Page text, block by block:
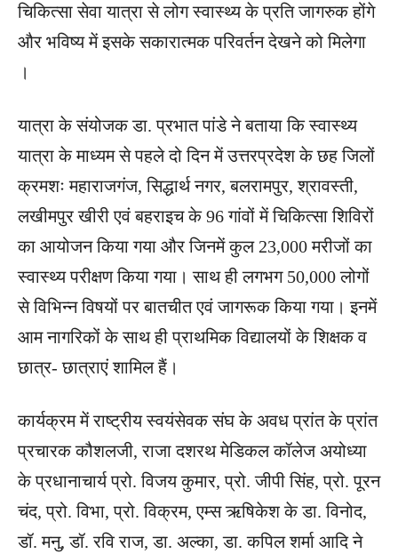
चिकित्सा सेवा यात्रा से लोग स्वास्थ्य के प्रति जागरुक होंगे
और भविष्य में इसके सकारात्मक परिवर्तन देखने को मिलेगा
।
यात्रा के संयोजक डा. प्रभात पांडे ने बताया कि स्वास्थ्य
यात्रा के माध्यम से पहले दो दिन में उत्तरप्रदेश के छह जिलों
क्रमशः महाराजगंज, सिद्धार्थ नगर, बलरामपुर, श्रावस्ती,
लखीमपुर खीरी एवं बहराइच के 96 गांवों में चिकित्सा शिविरों
का आयोजन किया गया और जिनमें कुल 23,000 मरीजों का
स्वास्थ्य परीक्षण किया गया। साथ ही लगभग 50,000 लोगों
से विभिन्न विषयों पर बातचीत एवं जागरूक किया गया। इनमें
आम नागरिकों के साथ ही प्राथमिक विद्यालयों के ​शिक्षक व
छात्र- छात्राएं शामिल हैं।
कार्यक्रम में राष्ट्रीय स्वयंसेवक संघ के अवध प्रांत के प्रांत
प्रचारक कौशलजी, राजा दशरथ मेडिकल कॉलेज अयोध्या
के प्रधानाचार्य प्रो. विजय कुमार, प्रो. जीपी सिंह, प्रो. पूरन
चंद, प्रो. विभा, प्रो. विक्रम, एम्स ऋषिकेश के डा. विनोद,
डॉ. मनु, डॉ. रवि राज, डा. अल्का, डा. कपिल शर्मा आदि ने